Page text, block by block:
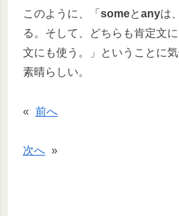
このように、「 someとanyは
る。そして、どちらも肯定文
文にも使う。」ということに
素晴らしい。
« 前へ
次へ »